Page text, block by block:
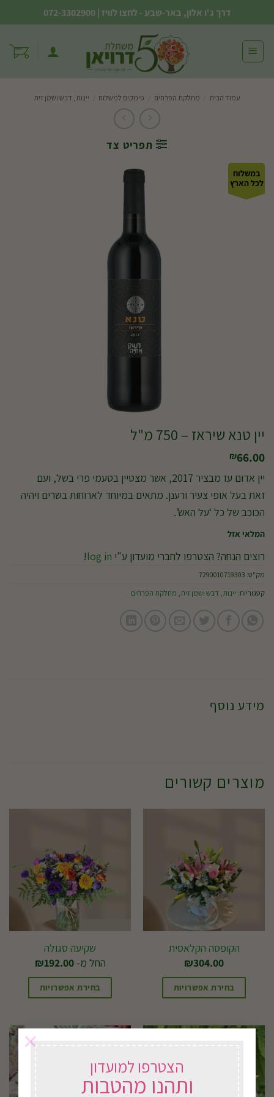
הצטרפו למועדון
ותהנו מהטבות
×
to
content
דרך ג'ו אלון, באר-שבע - לחצו לוויז |
072-3302900
עמוד הבית מחלקת הפרחים פינוקים למשלוח יינות, דבש ושמן זית
תפריט צד
במשלוח
לכל הארץ
יין טנא שיראז – 750 מ"ל
₪66.00
יין אדום עז מבציר 2017, אשר מצטיין בטעמי פרי בשל, ועם
זאת בעל אופי צעיר ורענן. מתאים במיוחד לארוחות בשרים ויהיה
הכוכב של כל ‘על האש’.
המלאי אזל
רוצים הנחה? הצטרפו לחברי מועדון ע"י log in
!
מק"ט: 7290010719303
קטגוריות: יינות, דבש ושמן זית, מחלקת הפרחים
מידע נוסף
מוצרים קשורים
הקופסה הקלאסית
₪304.00
בחירת אפשרויות
שקיעה סגולה
החל מ-
₪192.00
בחירת אפשרויות
זה